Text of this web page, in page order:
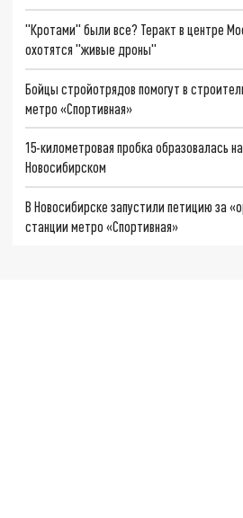
"Кротами" были все? Теракт в центре
охотятся "живые дроны"
Бойцы стройотрядов помогут в
метро «Спортивная»
15-километровая пробка образовалась
Новосибирском
В Новосибирске запустили петицию за
станции метро «Спортивная»